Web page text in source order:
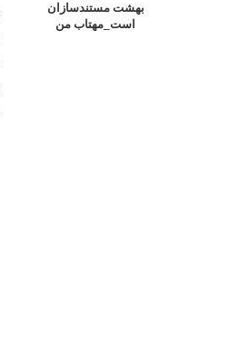
بهشت مستندسازان
است_مهتاب من